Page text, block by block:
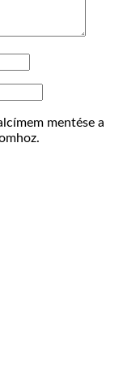
mentése a